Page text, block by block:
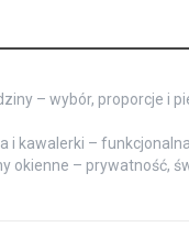
– wybór, proporcje i
i kawalerki –
okienne – prywatność,